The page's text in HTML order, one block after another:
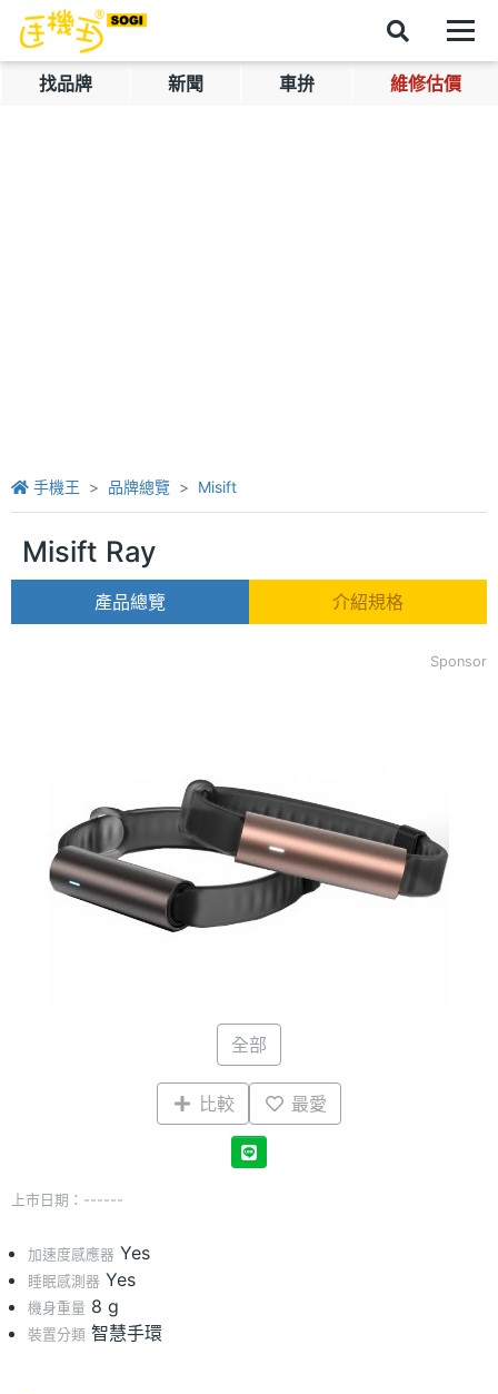
找品牌 新聞 車拚 維修估價
手機王 品牌總覽 Misift
Misift Ray
產品總覽 介紹規格
Sponsor
全部
比較 最愛
上市日期：------
加速度感應器 Yes
睡眠感測器 Yes
機身重量 8 g
裝置分類 智慧手環